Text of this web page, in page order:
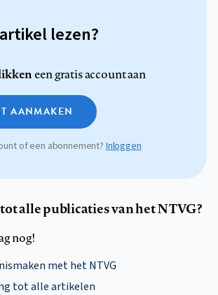
lezen?
een gratis account aan
AANMAKEN
of een abonnement? Inloggen
alle publicaties van het NTVG?
nog!
met het NTVG
tot alle artikelen